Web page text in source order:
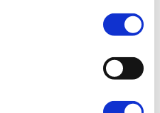
níveis de assinatura
entrando em um
seguro começar com